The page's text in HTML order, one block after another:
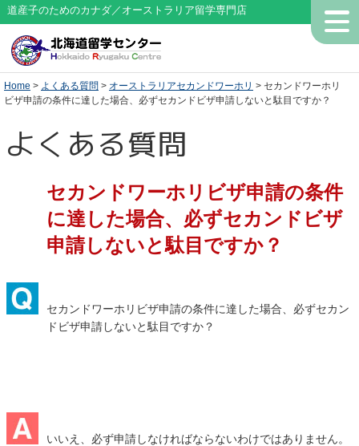
道産子のためのカナダ／オーストラリア留学専門店
Home > よくある質問 > オーストラリアセカンドワーホリ > セカンドワーホリ
ビザ申請の条件に達した場合、必ずセカンドビザ申請しないと駄目ですか？
よくある質問
セカンドワーホリビザ申請の条件
に達した場合、必ずセカンドビザ
申請しないと駄目ですか？
セカンドワーホリビザ申請の条件に達した場合、必ずセカン
ドビザ申請しないと駄目ですか？
いいえ、必ず申請しなければならないわけではありません。